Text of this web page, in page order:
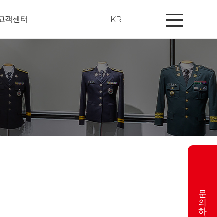
문
의
하
객센터 KR